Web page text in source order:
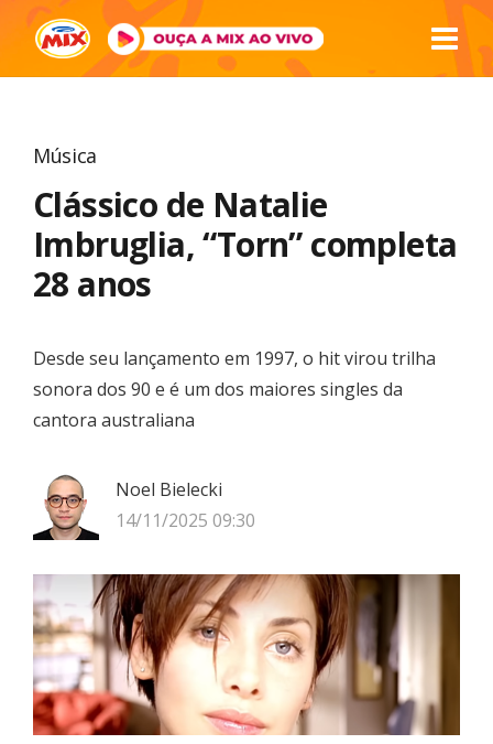
Música
Clássico de Natalie
Imbruglia, “Torn” completa
28 anos
Desde seu lançamento em 1997, o hit virou trilha
sonora dos 90 e é um dos maiores singles da
cantora australiana
Noel Bielecki
14/11/2025 09:30